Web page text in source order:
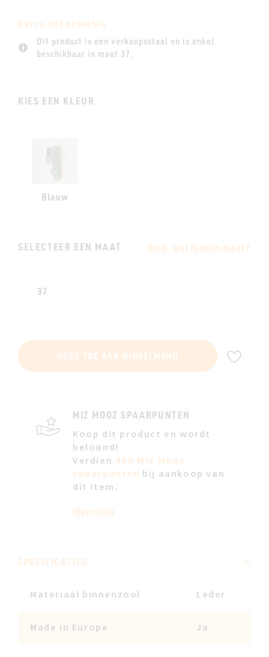
Extra informatie
Dit product is een verkoopsstaal en is enkel
beschikbaar in maat 37.
KIES EEN KLEUR
Blauw
SELECTEER EEN MAAT Help, wat is mijn maat?
37
VOEG TOE AAN WINKELMAND
MIZ MOOZ SPAARPUNTEN
Koop dit product en wordt
beloond!
Verdien 400 Miz Mooz
spaarpunten bij aankoop van
dit item.
Meer info
SPECIFICATIES
Materiaal binnenzool Leder
Made in Europe Ja